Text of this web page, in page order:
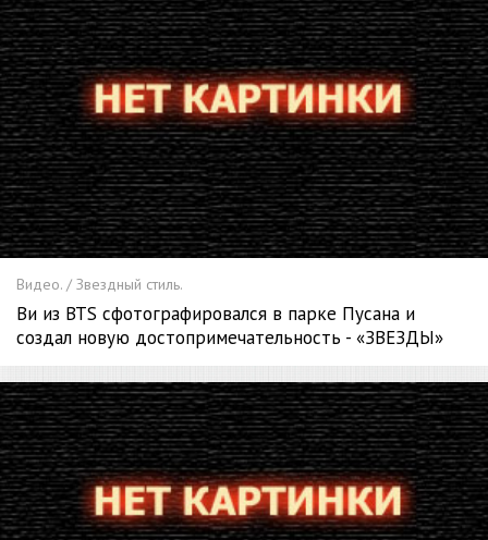
Видео. / Звездный стиль.
Ви из BTS сфотографировался в парке Пусана и
создал новую достопримечательность - «ЗВЕЗДЫ»